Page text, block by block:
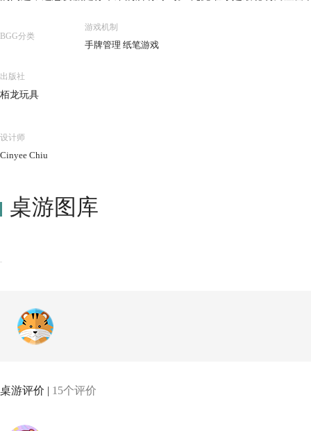
BGG分类
游戏机制
手牌管理 纸笔游戏
出版社
栢龙玩具
设计师
Cinyee Chiu
桌游图库
桌游评价 | 15个评价